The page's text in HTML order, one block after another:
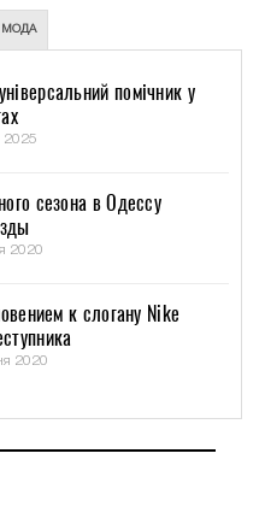
МОДА
помічник у
2025
сезона в Одессу
2020
к слогану Nike
2020